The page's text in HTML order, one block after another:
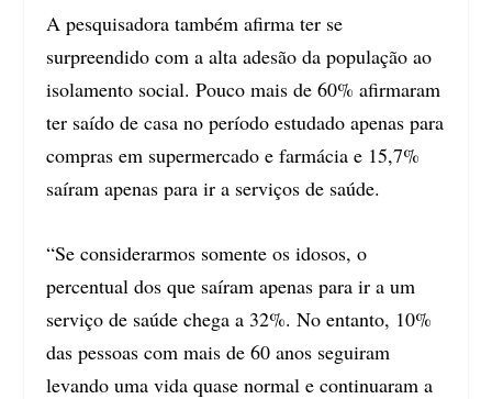
A pesquisadora também afirma ter se
surpreendido com a alta adesão da população ao
isolamento social. Pouco mais de 60% afirmaram
ter saído de casa no período estudado apenas para
compras em supermercado e farmácia e 15,7%
saíram apenas para ir a serviços de saúde.
“Se considerarmos somente os idosos, o
percentual dos que saíram apenas para ir a um
serviço de saúde chega a 32%. No entanto, 10%
das pessoas com mais de 60 anos seguiram
levando uma vida quase normal e continuaram a